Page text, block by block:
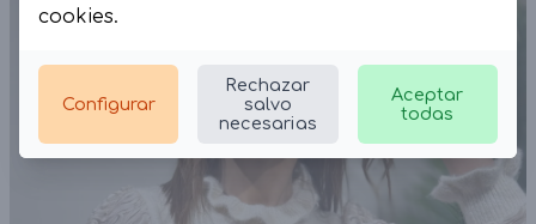
cookies.
Configurar
Rechazar
salvo
necesarias
Aceptar
todas